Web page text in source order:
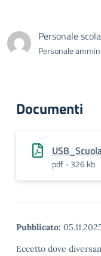
Personale
Personale
Documenti
pdf - 326 kb
Pubblicato:
Eccetto dove